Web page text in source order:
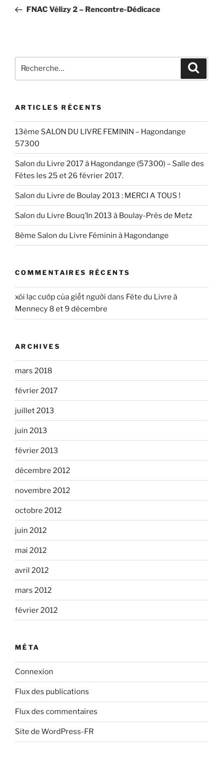
l’article
précédent
FNAC Vélizy 2 – Rencontre-Dédicace
pour
ARTICLES RÉCENTS
13ème SALON DU LIVRE FEMININ – Hagondange
57300
Salon du Livre 2017 à Hagondange (57300) – Salle des
Fêtes les 25 et 26 février 2017.
Salon du Livre de Boulay 2013 : MERCI A TOUS !
Salon du Livre Bouq’In 2013 à Boulay-Près de Metz
8ème Salon du Livre Féminin à Hagondange
COMMENTAIRES RÉCENTS
xôi lạc cướp của giết người dans Fête du Livre à
Mennecy 8 et 9 décembre
ARCHIVES
mars 2018
février 2017
juillet 2013
juin 2013
février 2013
décembre 2012
novembre 2012
octobre 2012
juin 2012
mai 2012
avril 2012
mars 2012
février 2012
MÉTA
Connexion
Flux des publications
Flux des commentaires
Site de WordPress-FR